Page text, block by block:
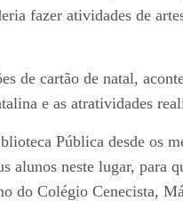
fazer atividades de
de cartão de natal,
e as atratividades
Pública desde os
alunos neste lugar, para
do Colégio Cenecista,